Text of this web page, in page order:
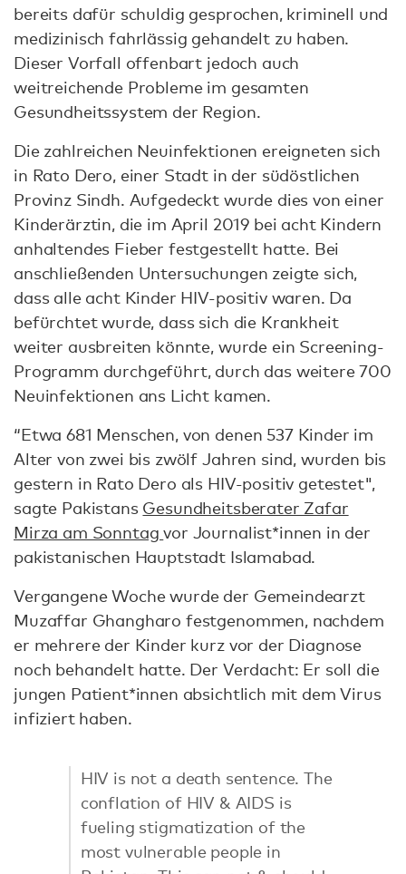
bereits dafür schuldig gesprochen, kriminell und
medizinisch fahrlässig gehandelt zu haben.
Dieser Vorfall offenbart jedoch auch
weitreichende Probleme im gesamten
Gesundheitssystem der Region.
Die zahlreichen Neuinfektionen ereigneten sich
in Rato Dero, einer Stadt in der südöstlichen
Provinz Sindh. Aufgedeckt wurde dies von einer
Kinderärztin, die im April 2019 bei acht Kindern
anhaltendes Fieber festgestellt hatte. Bei
anschließenden Untersuchungen zeigte sich,
dass alle acht Kinder HIV-positiv waren. Da
befürchtet wurde, dass sich die Krankheit
weiter ausbreiten könnte, wurde ein Screening-
Programm durchgeführt, durch das weitere 700
Neuinfektionen ans Licht kamen.
“Etwa 681 Menschen, von denen 537 Kinder im
Alter von zwei bis zwölf Jahren sind, wurden bis
gestern in Rato Dero als HIV-positiv getestet",
sagte Pakistans Gesundheitsberater Zafar
Mirza am Sonntagvor Journalist*innen in der
pakistanischen Hauptstadt Islamabad.
Vergangene Woche wurde der Gemeindearzt
Muzaffar Ghangharo festgenommen, nachdem
er mehrere der Kinder kurz vor der Diagnose
noch behandelt hatte. Der Verdacht: Er soll die
jungen Patient*innen absichtlich mit dem Virus
infiziert haben.
HIV is not a death sentence. The
conflation of HIV & AIDS is
fueling stigmatization of the
most vulnerable people in